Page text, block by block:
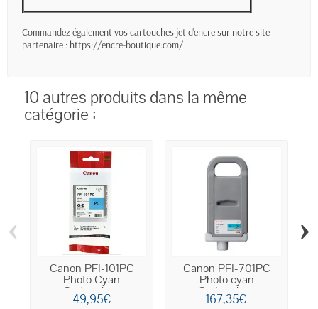
Commandez également vos cartouches jet d'encre sur notre site
partenaire : https://encre-boutique.com/
10 autres produits dans la même
catégorie :
Canon PFI-101PC
Photo Cyan
Cartouche...
49,95€
Canon PFI-701PC
Photo cyan
Cartouche...
167,35€
‹ ›